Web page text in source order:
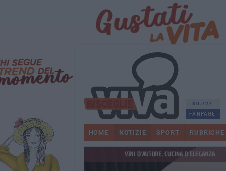
30.727
FANPAGE
HOME NOTIZIE SPORT RUBRICHE